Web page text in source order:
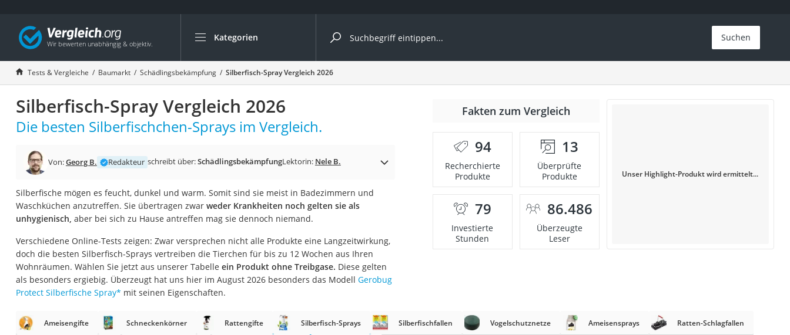
Kategorien
Die beliebtesten Vergleiche nach Kategorie
Baumarkt
Tresor feuerfest
Makita-Akku-Rasenmäher
Kappsäge
Smartes Türschloss
Akku-Rasentrimmer
Split-Klimaanlage 2 Innengeräte
Pelletofen
Tiefbrunnenpumpe
Fliesenschneider
Hochdruckreiniger
Überwachungskamera
Suchen
Tests & Vergleiche Baumarkt Schädlingsbekämpfung Silberfisch-Spray Vergleich 2026
Silberfisch-Spray Vergleich 2026
Die besten Silberfischchen-Sprays im Vergleich.
Von:Georg B. Redakteur schreibt über:SchädlingsbekämpfungLektorin: Nele B.
Silberfische mögen es feucht, dunkel und warm. Somit sind sie meist in Badezimmern und
Waschküchen anzutreffen. Sie übertragen zwar weder Krankheiten noch gelten sie als
unhygienisch, aber bei sich zu Hause antreffen mag sie dennoch niemand.
Verschiedene Online-Tests zeigen: Zwar versprechen nicht alle Produkte eine Langzeitwirkung,
doch die besten Silberfisch-Sprays vertreiben die Tierchen für bis zu 12 Wochen aus Ihren
Wohnräumen. Wählen Sie jetzt aus unserer Tabelle ein Produkt ohne Treibgase. Diese gelten
als besonders ergiebig. Überzeugt hat uns hier im August 2026 besonders das Modell Gerobug
Protect Silberfische Spray* mit seinen Eigenschaften.
Fakten zum Vergleich
94
Recherchierte
Produkte
13
Überprüfte
Produkte
79
Investierte
Stunden
86.486
Überzeugte
Leser
Unser Highlight-Produkt wird ermittelt...
Ameisengifte Schneckenkörner Rattengifte Silberfisch-Sprays Silberfischfallen Vogelschutznetze Ameisensprays Ratten-Schlagfallen